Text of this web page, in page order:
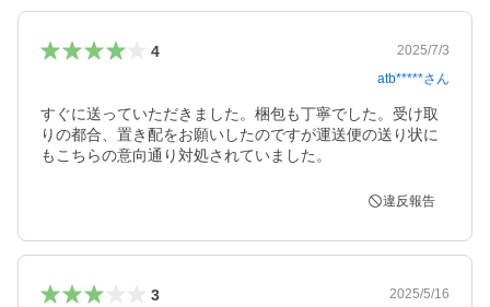
4
2025/7/3
atb*****さん
すぐに送っていただきました。梱包も丁寧でした。受け取
りの都合、置き配をお願いしたのですが運送便の送り状に
もこちらの意向通り対処されていました。
違反報告
3
2025/5/16